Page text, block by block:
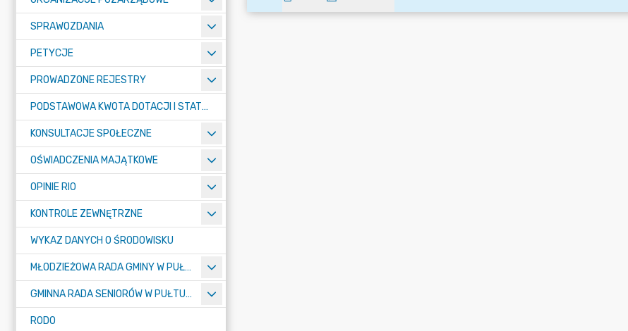
SPRAWOZDANIA
PETYCJE
PROWADZONE REJESTRY
PODSTAWOWA KWOTA DOTACJI I STATYSTYCZNA LICZBA UCZNIÓW
KONSULTACJE SPOŁECZNE
OŚWIADCZENIA MAJĄTKOWE
OPINIE RIO
KONTROLE ZEWNĘTRZNE
WYKAZ DANYCH O ŚRODOWISKU
MŁODZIEŻOWA RADA GMINY W PUŁTUSKU
GMINNA RADA SENIORÓW W PUŁTUSKU
RODO